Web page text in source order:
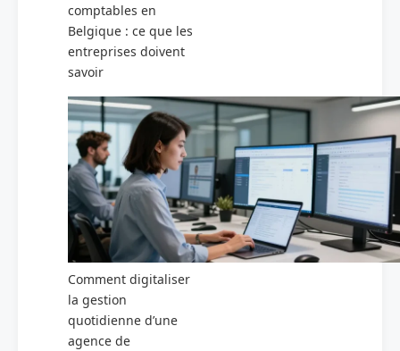
comptables en
Belgique : ce que les
entreprises doivent
savoir
Comment digitaliser
la gestion
quotidienne d’une
agence de